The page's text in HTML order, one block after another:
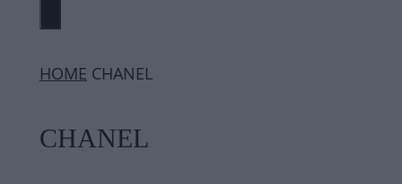
ΜΕΝΟΎ
ΗΟΜΕ CHANEL
CHANEL